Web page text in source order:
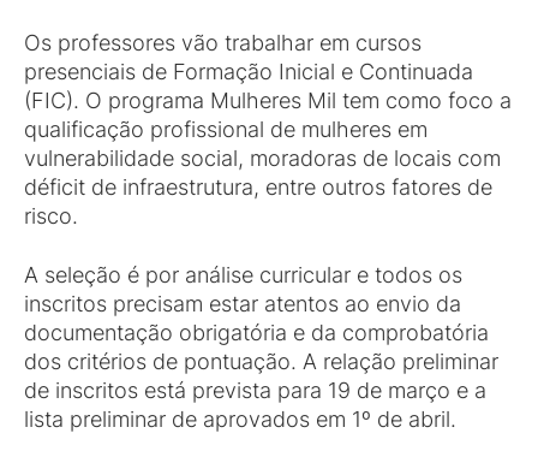
Os professores vão trabalhar em cursos
presenciais de Formação Inicial e Continuada
(FIC). O programa Mulheres Mil tem como foco a
qualificação profissional de mulheres em
vulnerabilidade social, moradoras de locais com
déficit de infraestrutura, entre outros fatores de
risco.
A seleção é por análise curricular e todos os
inscritos precisam estar atentos ao envio da
documentação obrigatória e da comprobatória
dos critérios de pontuação. A relação preliminar
de inscritos está prevista para 19 de março e a
lista preliminar de aprovados em 1º de abril.